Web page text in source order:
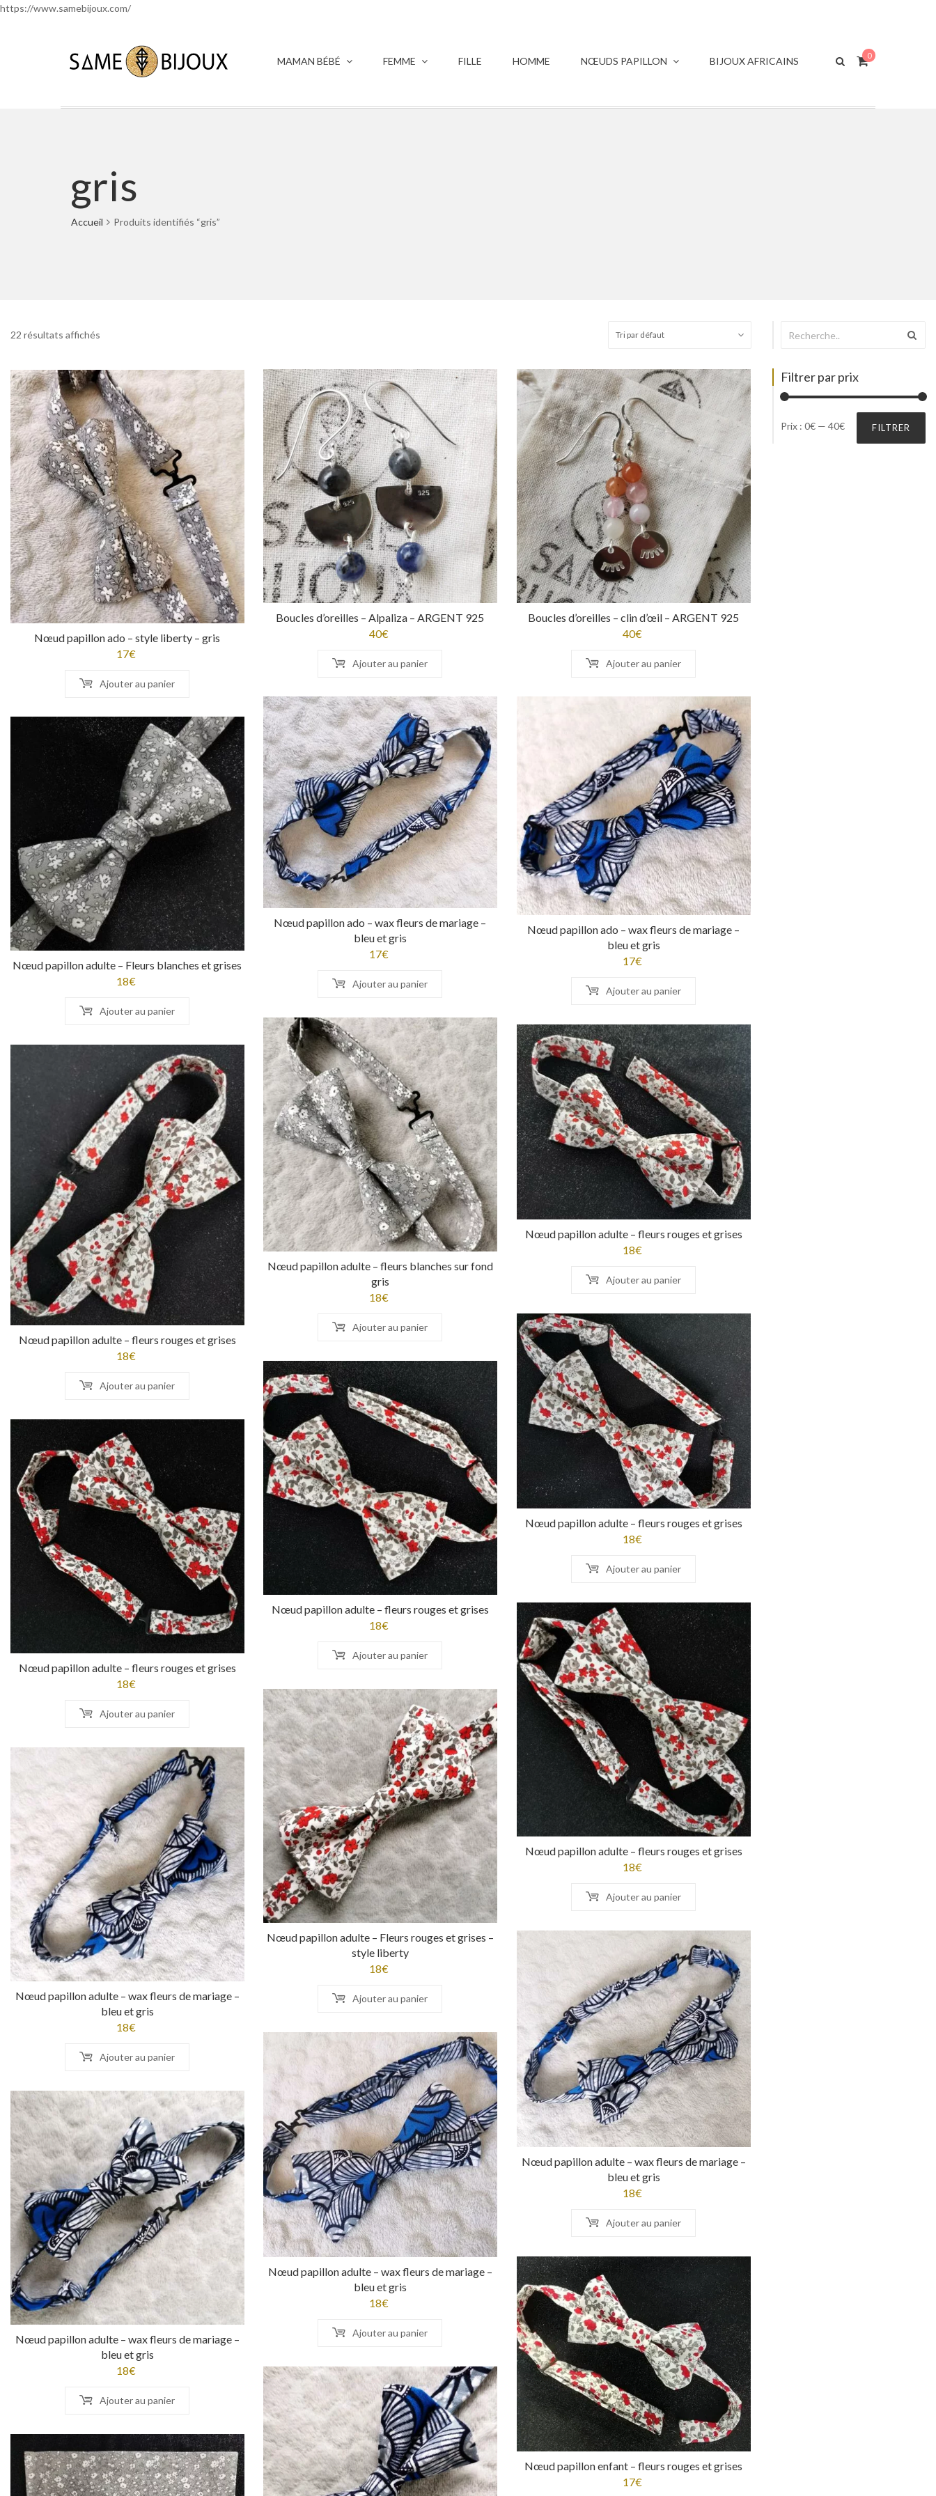
https://www.samebijoux.com/
MAMAN BÉBÉ FEMME FILLE HOMME NŒUDS PAPILLON BIJOUX AFRICAINS 0
gris
Accueil Produits identifiés “gris”
22 résultats affichés
Boucles d’oreilles – Alpaliza – ARGENT 925
40€
Ajouter au panier
Boucles d’oreilles – clin d’œil – ARGENT 925
40€
Ajouter au panier
Nœud papillon ado – style liberty – gris
17€
Ajouter au panier
Nœud papillon ado – wax fleurs de mariage –
bleu et gris
17€
Ajouter au panier
Nœud papillon ado – wax fleurs de mariage –
bleu et gris
17€
Ajouter au panier
Nœud papillon adulte – Fleurs blanches et grises
18€
Ajouter au panier
Nœud papillon adulte – fleurs blanches sur fond
gris
18€
Ajouter au panier
Nœud papillon adulte – fleurs rouges et grises
18€
Ajouter au panier
Nœud papillon adulte – fleurs rouges et grises
18€
Ajouter au panier
Nœud papillon adulte – fleurs rouges et grises
18€
Ajouter au panier
Nœud papillon adulte – fleurs rouges et grises
18€
Ajouter au panier
Nœud papillon adulte – fleurs rouges et grises
18€
Ajouter au panier
Nœud papillon adulte – fleurs rouges et grises
18€
Ajouter au panier
Nœud papillon adulte – Fleurs rouges et grises –
style liberty
18€
Ajouter au panier
Nœud papillon adulte – wax fleurs de mariage –
bleu et gris
18€
Ajouter au panier
Nœud papillon adulte – wax fleurs de mariage –
bleu et gris
18€
Ajouter au panier
Nœud papillon adulte – wax fleurs de mariage –
bleu et gris
18€
Ajouter au panier
Nœud papillon adulte – wax fleurs de mariage –
bleu et gris
18€
Ajouter au panier
Nœud papillon enfant – fleurs rouges et grises
17€
Filtrer par prix
FILTRER
Prix : 0€ — 40€